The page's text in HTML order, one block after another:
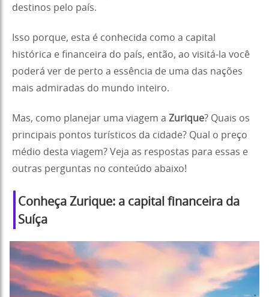
destinos pelo país.
Isso porque, esta é conhecida como a capital
histórica e financeira do país, então, ao visitá-la você
poderá ver de perto a essência de uma das nações
mais admiradas do mundo inteiro.
Mas, como planejar uma viagem a Zurique? Quais os
principais pontos turísticos da cidade? Qual o preço
médio desta viagem? Veja as respostas para essas e
outras perguntas no conteúdo abaixo!
Conheça Zurique: a capital financeira da
Suíça